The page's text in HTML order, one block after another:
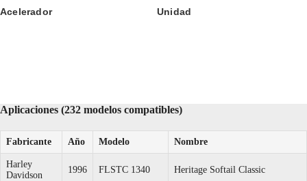
Acelerador Unidad
Aplicaciones (232 modelos compatibles)
Fabricante Año Modelo Nombre
Harley
Davidson
1996 FLSTC 1340 Heritage Softail Classic